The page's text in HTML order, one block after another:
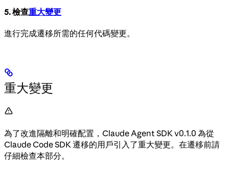
5. 檢查重大變更
進行完成遷移所需的任何代碼變更。
重大變更
為了改進隔離和明確配置，Claude Agent SDK v0.1.0 為從
Claude Code SDK 遷移的用戶引入了重大變更。在遷移前請
仔細檢查本部分。